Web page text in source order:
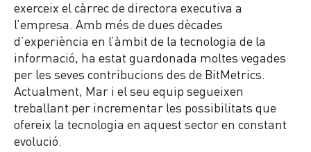
exerceix el càrrec de directora executiva a
l’empresa. Amb més de dues dècades
d’experiència en l’àmbit de la tecnologia de la
informació, ha estat guardonada moltes vegades
per les seves contribucions des de BitMetrics.
Actualment, Mar i el seu equip segueixen
treballant per incrementar les possibilitats que
ofereix la tecnologia en aquest sector en constant
evolució.